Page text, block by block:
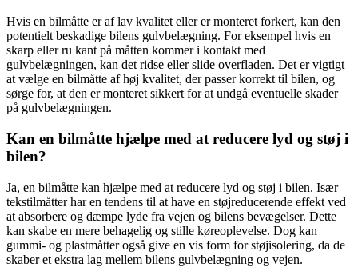
Hvis en bilmåtte er af lav kvalitet eller er monteret forkert, kan den
potentielt beskadige bilens gulvbelægning. For eksempel hvis en
skarp eller ru kant på måtten kommer i kontakt med
gulvbelægningen, kan det ridse eller slide overfladen. Det er vigtigt
at vælge en bilmåtte af høj kvalitet, der passer korrekt til bilen, og
sørge for, at den er monteret sikkert for at undgå eventuelle skader
på gulvbelægningen.
Kan en bilmåtte hjælpe med at reducere lyd og støj i
bilen?
Ja, en bilmåtte kan hjælpe med at reducere lyd og støj i bilen. Især
tekstilmåtter har en tendens til at have en støjreducerende effekt ved
at absorbere og dæmpe lyde fra vejen og bilens bevægelser. Dette
kan skabe en mere behagelig og stille køreoplevelse. Dog kan
gummi- og plastmåtter også give en vis form for støjisolering, da de
skaber et ekstra lag mellem bilens gulvbelægning og vejen.